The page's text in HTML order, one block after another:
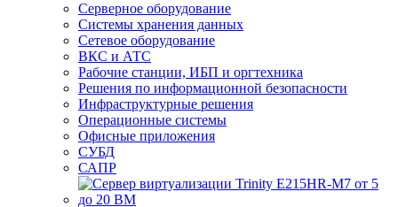
Серверное оборудование
Системы хранения данных
Сетевое оборудование
ВКС и АТС
Рабочие станции, ИБП и оргтехника
Решения по информационной безопасности
Инфраструктурные решения
Операционные системы
Офисные приложения
СУБД
САПР